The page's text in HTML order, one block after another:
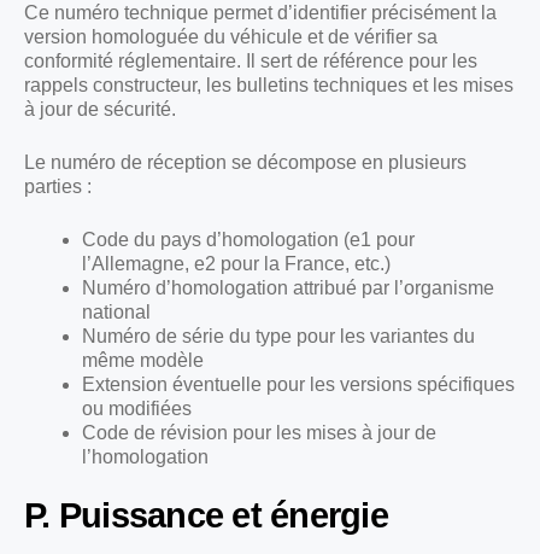
Ce numéro technique permet d’identifier précisément la
version homologuée du véhicule et de vérifier sa
conformité réglementaire. Il sert de référence pour les
rappels constructeur, les bulletins techniques et les mises
à jour de sécurité.
Le numéro de réception se décompose en plusieurs
parties :
Code du pays d’homologation (e1 pour
l’Allemagne, e2 pour la France, etc.)
Numéro d’homologation attribué par l’organisme
national
Numéro de série du type pour les variantes du
même modèle
Extension éventuelle pour les versions spécifiques
ou modifiées
Code de révision pour les mises à jour de
l’homologation
P. Puissance et énergie